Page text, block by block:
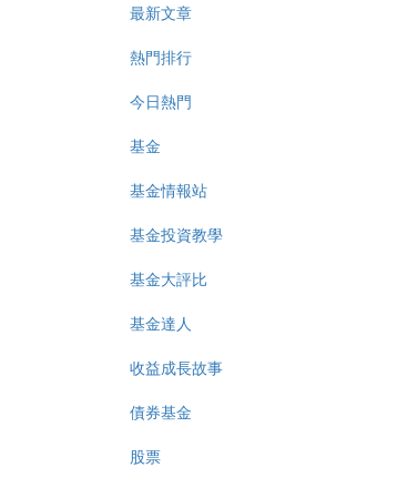
最新文章
熱門排行
今日熱門
基金
基金情報站
基金投資教學
基金大評比
基金達人
收益成長故事
債券基金
股票